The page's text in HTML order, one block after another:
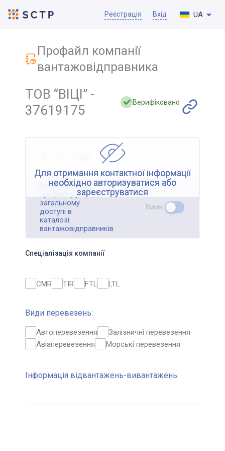
Реєстрація Вхід UA
Профайл компанії
вантажовідправника
ТОВ “ВІЦІ” -
37619175
Верифіковано
Для отримання контактної інформації
необхідно авторизуватися або
зареєструватися
Відображення
профайлу у
загальному
доступі в
каталозі
вантажовідправників
Вимк.
Спеціалізація компанії
CMR TIR FTL LTL
Види перевезень:
Автоперевезення
Залізничні перевезення
Авіаперевезення
Морські перевезення
Інформація відвантажень-вивантажень: